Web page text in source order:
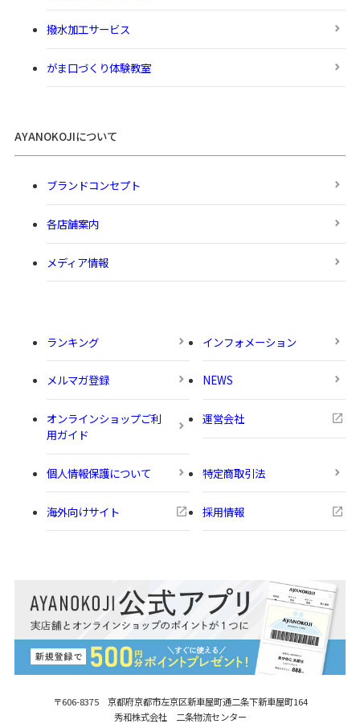
〒606-8375 京都府京都市左京区新車屋町通二条下新車屋町164
秀和株式会社 二条物流センター
撥水加工サービス
がま口づくり体験教室
AYANOKOJIについて
ブランドコンセプト
各店舗案内
メディア情報
ランキング インフォメーション
メルマガ登録 NEWS
オンラインショップご利
用ガイド
運営会社
個人情報保護について 特定商取引法
海外向けサイト 採用情報